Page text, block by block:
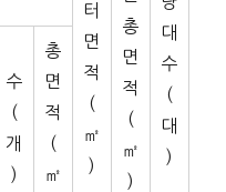
대
수
(
대
)
터
면
적
(
㎡
)
총
면
적
(
㎡
)
수
(
개
)
총
면
적
(
㎡